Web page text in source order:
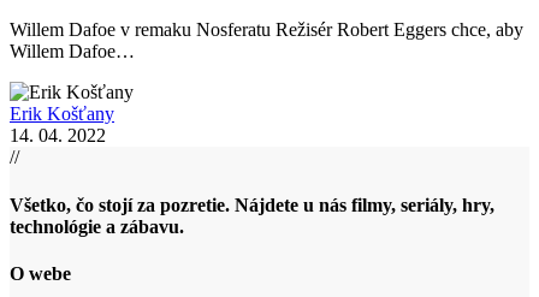
Willem Dafoe v remaku Nosferatu Režisér Robert Eggers chce, aby
Willem Dafoe…
Erik Košťany
14. 04. 2022
//
Všetko, čo stojí za pozretie. Nájdete u nás filmy, seriály, hry,
technológie a zábavu.
O webe